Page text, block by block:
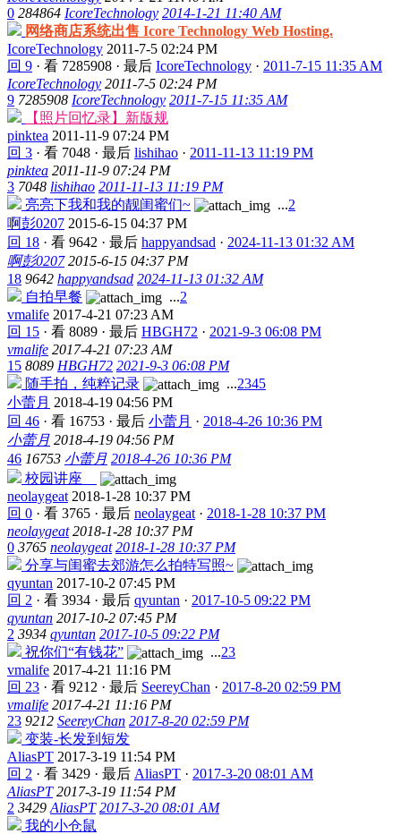
0 284864 IcoreTechnology 2014-1-21 11:40 AM
网络商店系统出售 Icore Technology Web Hosting.
IcoreTechnology 2011-7-5 02:24 PM
回 9 · 看 7285908 · 最后 IcoreTechnology · 2011-7-15 11:35 AM
IcoreTechnology 2011-7-5 02:24 PM
9 7285908 IcoreTechnology 2011-7-15 11:35 AM
【照片回忆录】新版规
pinktea 2011-11-9 07:24 PM
回 3 · 看 7048 · 最后 lishihao · 2011-11-13 11:19 PM
pinktea 2011-11-9 07:24 PM
3 7048 lishihao 2011-11-13 11:19 PM
亮亮下我和我的靓闺蜜们~
...2
啊彭0207 2015-6-15 04:37 PM
回 18 · 看 9642 · 最后 happyandsad · 2024-11-13 01:32 AM
啊彭0207 2015-6-15 04:37 PM
18 9642 happyandsad 2024-11-13 01:32 AM
自拍早餐
...2
vmalife 2017-4-21 07:23 AM
回 15 · 看 8089 · 最后 HBGH72 · 2021-9-3 06:08 PM
vmalife 2017-4-21 07:23 AM
15 8089 HBGH72 2021-9-3 06:08 PM
随手拍，纯粹记录
...2345
小蕾月 2018-4-19 04:56 PM
回 46 · 看 16753 · 最后 小蕾月 · 2018-4-26 10:36 PM
小蕾月 2018-4-19 04:56 PM
46 16753 小蕾月 2018-4-26 10:36 PM
校园讲座
neolaygeat 2018-1-28 10:37 PM
回 0 · 看 3765 · 最后 neolaygeat · 2018-1-28 10:37 PM
neolaygeat 2018-1-28 10:37 PM
0 3765 neolaygeat 2018-1-28 10:37 PM
分享与闺蜜去郊游怎么拍特写照~
qyuntan 2017-10-2 07:45 PM
回 2 · 看 3934 · 最后 qyuntan · 2017-10-5 09:22 PM
qyuntan 2017-10-2 07:45 PM
2 3934 qyuntan 2017-10-5 09:22 PM
祝你们“有钱花”
...23
vmalife 2017-4-21 11:16 PM
回 23 · 看 9212 · 最后 SeereyChan · 2017-8-20 02:59 PM
vmalife 2017-4-21 11:16 PM
23 9212 SeereyChan 2017-8-20 02:59 PM
变装-长发到短发
AliasPT 2017-3-19 11:54 PM
回 2 · 看 3429 · 最后 AliasPT · 2017-3-20 08:01 AM
AliasPT 2017-3-19 11:54 PM
2 3429 AliasPT 2017-3-20 08:01 AM
我的小仓鼠